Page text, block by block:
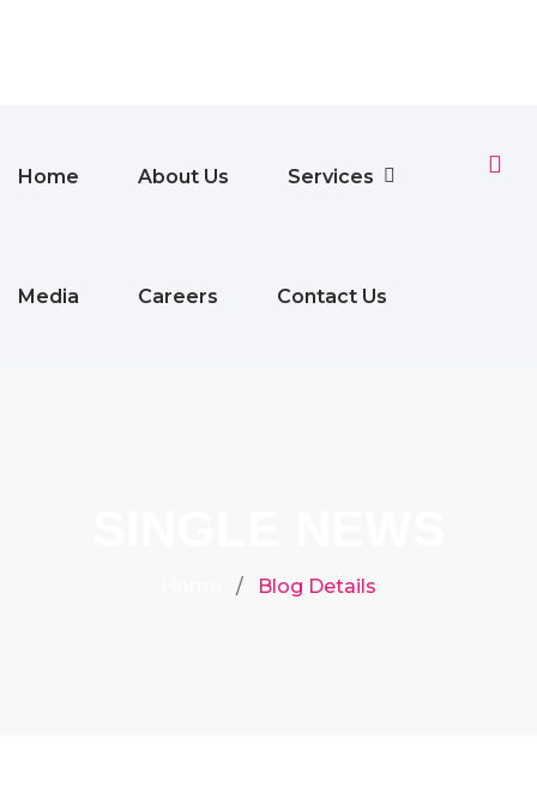
Home About Us Services
Media Careers Contact Us
Blog Details